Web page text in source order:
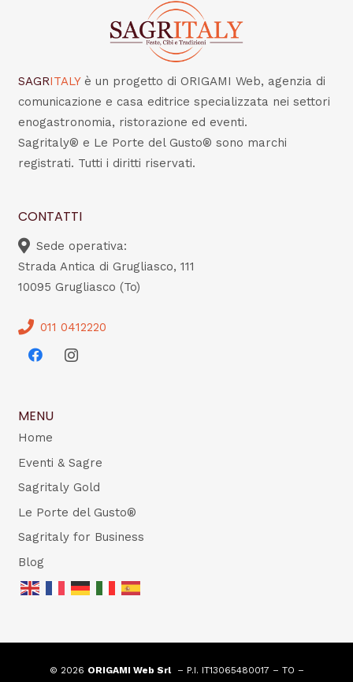
SAGRITALY è un progetto di ORIGAMI Web, agenzia di
comunicazione e casa editrice specializzata nei settori
enogastronomia, ristorazione ed eventi.
Sagritaly® e Le Porte del Gusto® sono marchi
registrati. Tutti i diritti riservati.
CONTATTI
Sede operativa:
Strada Antica di Grugliasco, 111
10095 Grugliasco (To)
011 0412220
MENU
Home
Eventi & Sagre
Sagritaly Gold
Le Porte del Gusto®
Sagritaly for Business
Blog
© 2026 ORIGAMI Web Srl– P.I. IT13065480017 – TO –